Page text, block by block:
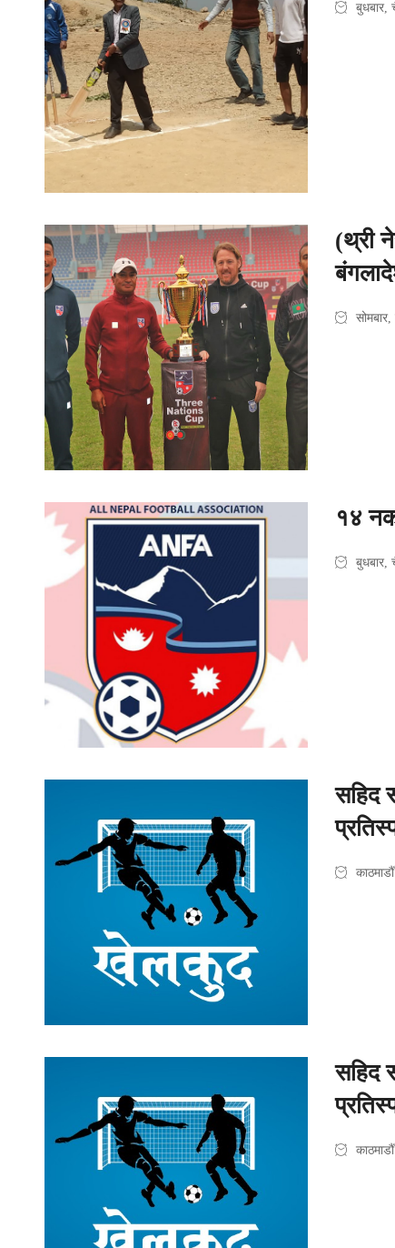
(थ्री
१४
सहिद
सहिद